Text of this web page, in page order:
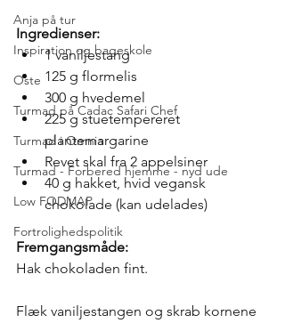
Anja på tur
Inspiration og bageskole
Oste
Turmad på Cadac Safari Chef
Turmad i Omnia
Turmad - Forbered hjemme - nyd ude
Low FODMAP
Fortrolighedspolitik
Ingredienser:
1 vaniljestang
125 g flormelis
300 g hvedemel
225 g stuetempereret
plantemargarine
Revet skal fra 2 appelsiner
40 g hakket, hvid vegansk
chokolade (kan udelades)
Fremgangsmåde:
Hak chokoladen fint.
Flæk vaniljestangen og skrab kornene